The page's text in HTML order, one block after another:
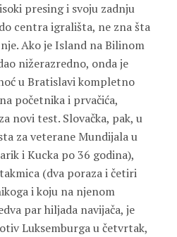
presing i svoju zadnju
centra igrališta, ne zna šta
Ako je Island na Bilinom
nižerazredno, onda je
u Bratislavi kompletno
početnika i prvačića,
novi test. Slovačka, pak, u
za veterane Mundijala u
i Kucka po 36 godina),
(dva poraza i četiri
i koju na njenom
par hiljada navijača, je
Luksemburga u četvrtak,